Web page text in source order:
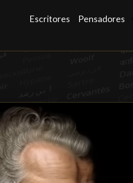
Escritores Pensadores